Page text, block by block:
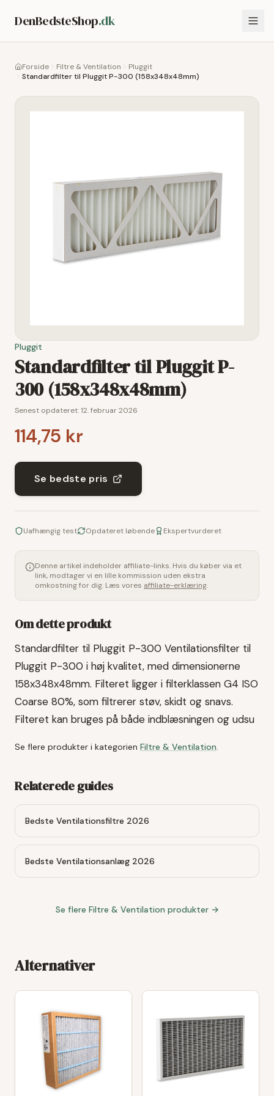
DenBedsteShop.dk
Forside Filtre & Ventilation
Pluggit
Standardfilter til Pluggit P-300 (158x348x48mm)
Pluggit
Standardfilter til Pluggit P-
300 (158x348x48mm)
Senest opdateret:12. februar 2026
114,75 kr
Se bedste pris
Uafhængig test Opdateret løbende Ekspertvurderet
Denne artikel indeholder affiliate-links. Hvis du køber via et
link, modtager vi en lille kommission uden ekstra
omkostning for dig. Læs vores affiliate-erklæring.
Om dette produkt
Standardfilter til Pluggit P-300 Ventilationsfilter til
Pluggit P-300 i høj kvalitet, med dimensionerne
158x348x48mm. Filteret ligger i filterklassen G4 ISO
Coarse 80%, som filtrerer støv, skidt og snavs.
Filteret kan bruges på både indblæsningen og udsu
Se flere produkter i kategorien Filtre & Ventilation.
Relaterede guides
Bedste Ventilationsfiltre 2026
Bedste Ventilationsanlæg 2026
Se flere Filtre & Ventilation produkter →
Alternativer